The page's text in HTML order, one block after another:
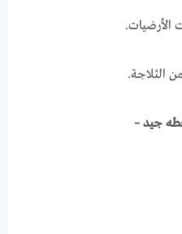
الثلاجة.